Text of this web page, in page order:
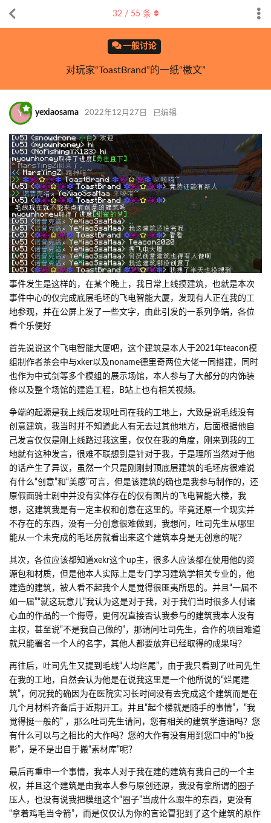
一般讨论
对玩家“ToastBrand”的一纸“檄文”
32/ 55条
Y yexiaosama 2022年12月27日 已编辑
事件发生是这样的，在某个晚上，我日常上线摸建筑，也就是本次
事件中心的仅完成底层毛坯的飞电智能大厦，发现有人正在我的工
地参观，并在公屏上发了一些文字，由此引发的一系列争端，各位
看个乐便好
首先说说这个飞电智能大厦吧，这个建筑是本人于2021年teacon模
组制作者茶会中与xker以及noname德里奇两位大佬一同搭建，同时
也作为中式剑等多个模组的展示场馆，本人参与了大部分的内饰装
修以及整个场馆的建造工程，B站上也有相关视频。
争端的起源是我上线后发现吐司在我的工地上，大致是说毛线没有
创意建筑，我当时并不知道此人有无去过其他地方，后面根据他自
己发言仅仅是刚上线路过我这里，仅仅在我的角度，刚来到我的工
地就有这种发言，很难不联想到是针对于我，于是理所当然对于他
的话产生了异议，虽然一个只是刚刚封顶底层建筑的毛坯房很难说
有什么“创意”和“美感”可言，但是该建筑的确也是我参与制作的，还
原假面骑士剧中并没有实体存在的仅有图片的飞电智能大楼，我
想，这建筑我是有一定主权和创意在这里的。毕竟还原一个现实并
不存在的东西，没有一分创意很难做到，我想问，吐司先生从哪里
能从一个未完成的毛坯房就看出来这个建筑本身是无创意的呢？
其次，各位应该都知道xekr这个up主，很多人应该都在使用他的资
源包和材质，但是他本人实际上是专门学习建筑学相关专业的，他
建造的建筑，被人看不起我个人是觉得很匪夷所思的。并且“一届不
如一届”“就这玩意儿”我认为这是对于我，对于我们当时很多人付诸
心血的作品的一个侮辱，更何况直接否认我参与的建筑我本人没有
主权，甚至说“不是我自己做的”，那请问吐司先生，合作的项目难道
就只能署名一个人的名字，其他人都要放弃已经取得的成果吗？
再往后，吐司先生又提到毛线“人均烂尾”，由于我只看到了吐司先生
在我的工地，自然会认为他是在说我这里是一个他所说的“烂尾建
筑”，何况我的确因为在医院实习长时间没有去完成这个建筑而是在
几个月材料齐备后于近期开工。并且“起个楼就是随手的事情”，“我
觉得挺一般的” ，那么吐司先生请问，您有相关的建筑学造诣吗？您
有什么可以与之相比的大作吗？您的大作有没有用到您口中的“b投
影”，是不是出自于搬“素材库”呢？
最后再重申一个事情，我本人对于我在建的建筑有我自己的一个主
权，并且这个建筑是由我本人参与原创还原，我没有拿所谓的圈子
压人，也没有说我把模组这个“圈子”当成什么跟牛的东西，更没有
“拿着鸡毛当令箭”，而是仅仅认为你的言论冒犯到了这个建筑的原作